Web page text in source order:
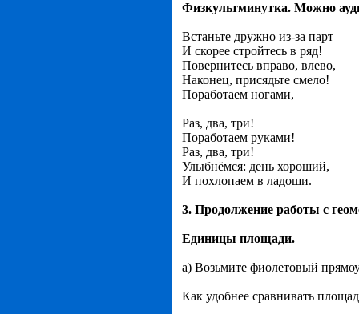
Физкультминутка. Можно
Встаньте дружно из-за парт
И скорее стройтесь в ряд!
Повернитесь вправо, влево,
Наконец, присядьте смело!
Поработаем ногами,
Раз, два, три!
Поработаем руками!
Раз, два, три!
Улыбнёмся: день хороший,
И похлопаем в ладоши.
3. Продолжение работы с
Единицы площади.
а) Возьмите фиолетовый
Как удобнее сравнивать